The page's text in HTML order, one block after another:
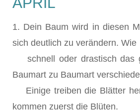
1. Dein Baum wird in diesen
sich deutlich zu verändern. Wie
schnell oder drastisch das
Baumart zu Baumart
Einige treiben die Blätter
kommen zuerst die Blüten.